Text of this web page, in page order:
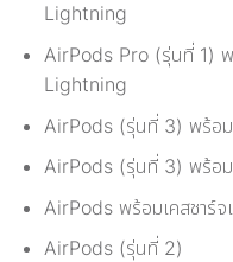
Lightning
AirPods Pro (รุ่นที่ 1)
Lightning
AirPods (รุ่นที่ 3) พร้อ
AirPods (รุ่นที่ 3) พร้อ
AirPods พร้อมเคสชาร์
AirPods (รุ่นที่ 2)